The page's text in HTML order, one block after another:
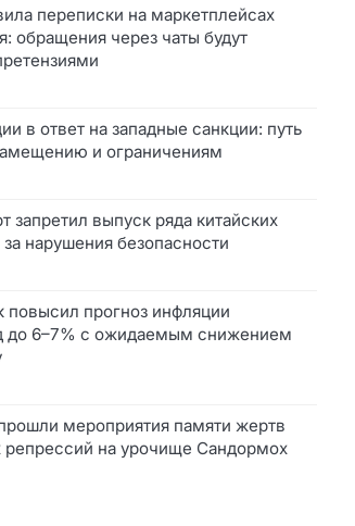
переписки на маркетплейсах
обращения через чаты будут
в ответ на западные санкции: путь
и ограничениям
запретил выпуск ряда китайских
за нарушения безопасности
повысил прогноз инфляции
до 6–7% с ожидаемым снижением
мероприятия памяти жертв
репрессий на урочище Сандормох